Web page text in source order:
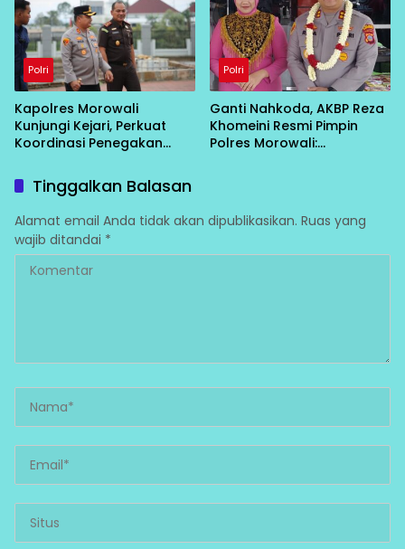
Polri
Kapolres Morowali
Kunjungi Kejari, Perkuat
Koordinasi Penegakan
Polri
Ganti Nahkoda, AKBP Reza
Khomeini Resmi Pimpin
Polres Morowali:
Tinggalkan Balasan
Alamat email Anda tidak akan dipublikasikan. Ruas yang
wajib ditandai *